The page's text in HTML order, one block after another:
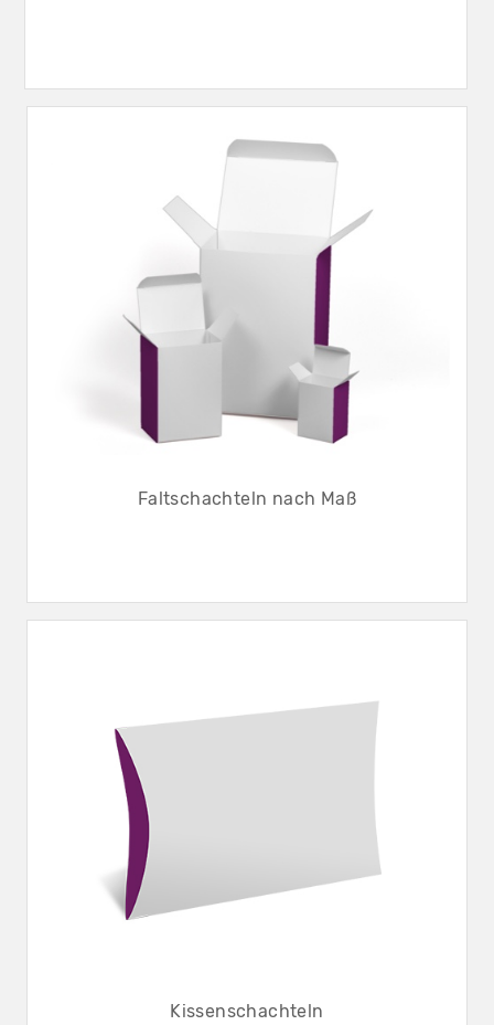
Faltschachteln nach Maß
Kissenschachteln